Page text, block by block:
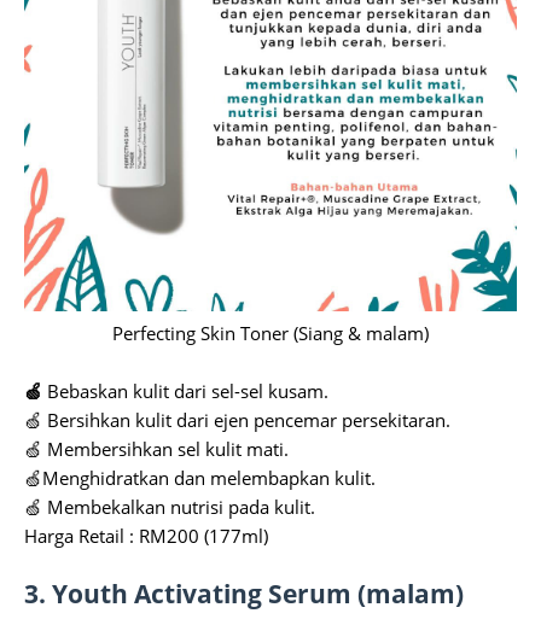
Perfecting Skin Toner (Siang & malam)
🍏 Bebaskan kulit dari sel-sel kusam.
🍏 Bersihkan kulit dari ejen pencemar persekitaran.
🍏 Membersihkan sel kulit mati.
🍏Menghidratkan dan melembapkan kulit.
🍏 Membekalkan nutrisi pada kulit.
Harga Retail : RM200 (177ml)
3. Youth Activating Serum (malam)